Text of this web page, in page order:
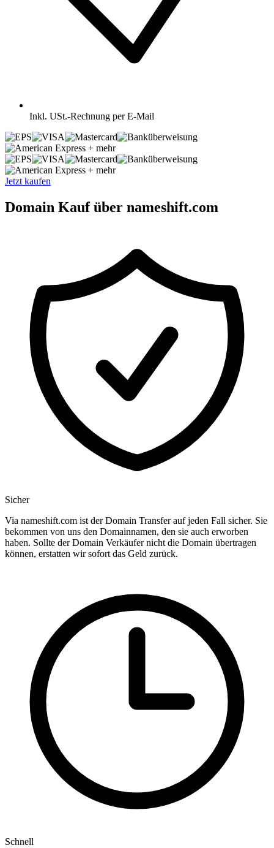
Inkl. USt.-Rechnung per E-Mail
+ mehr
+ mehr
Jetzt kaufen
Domain Kauf über nameshift.com
Sicher
Via nameshift.com ist der Domain Transfer auf jeden Fall sicher. Sie
bekommen von uns den Domainnamen, den sie auch erworben
haben. Sollte der Domain Verkäufer nicht die Domain übertragen
können, erstatten wir sofort das Geld zurück.
Schnell